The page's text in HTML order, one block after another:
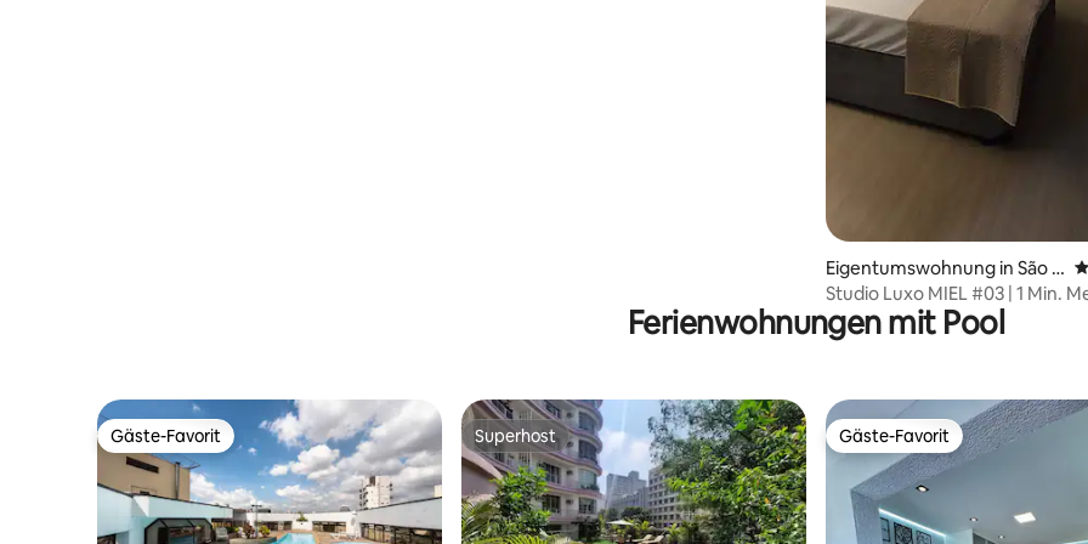
Eigentumswohnung in São P
aulo
Studio Luxo MIEL #03 | 1 Min.
Lima
Ferienwohnungen mit Pool
Gäste-Favorit
Gäste-Favorit Superhost
Superhost Gäste-Favorit
Gäste-Favorit